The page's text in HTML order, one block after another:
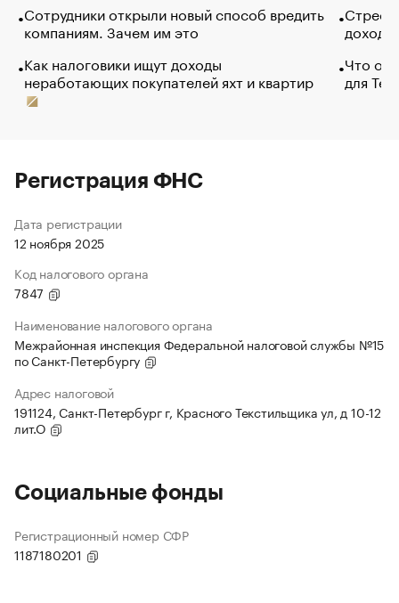
Сотрудники открыли новый способ вредить
компаниям. Зачем им это
Как налоговики ищут доходы
неработающих покупателей яхт и квартир
Что
для
Регистрация ФНС
Дата регистрации
12 ноября 2025
Код налогового органа
7847
Наименование налогового органа
Межрайонная инспекция Федеральной налоговой службы №15
по Санкт-Петербургу
Адрес налоговой
191124, Санкт-Петербург г, Красного Текстильщика ул, д 10-12
лит.О
Социальные фонды
Регистрационный номер СФР
1187180201